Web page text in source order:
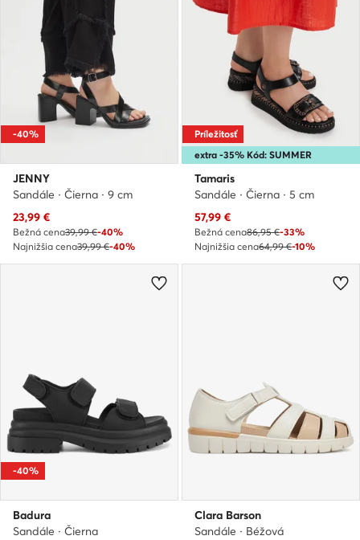
-40%
JENNY
Sandále · Čierna · 9 cm
Aktuálna cena
23,99 €
Bežná cena39,99 €-40%
Najnižšia cena39,99 €-40%
extra -35% Kód: SUMMER
Príležitosť
Tamaris
Sandále · Čierna · 5 cm
Aktuálna cena
57,99 €
Bežná cena86,95 €-33%
Najnižšia cena64,99 €-10%
-40%
Badura
Sandále · Čierna
Clara Barson
Sandále · Béžová